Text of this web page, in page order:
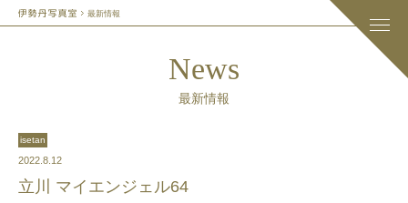
最新情報
News
最新情報
isetan
2022.8.12
立川 マイエンジェル64